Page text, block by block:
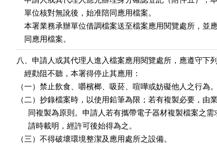
    單位核對無訛後，始准陪同應用檔案。
本署業務承辦單位借調檔案送至檔案應用閱覽處所，並
    同應用檔案。
八、申請人或其代理人進入檔案應用閱覽處所，應遵守下
    經勸阻不聽，本署得停止其應用：
（一）禁止飲食、嚼檳榔、吸菸、喧嘩或妨礙他人之行為
（二）抄錄檔案時，以使用鉛筆為限；若有複製必要，由
同複製為原則。申請人若有攜帶電子器材複製檔案之
      請時載明，經許可後始得為之。
（三）不得破壞環境整潔及應用處所之設備。